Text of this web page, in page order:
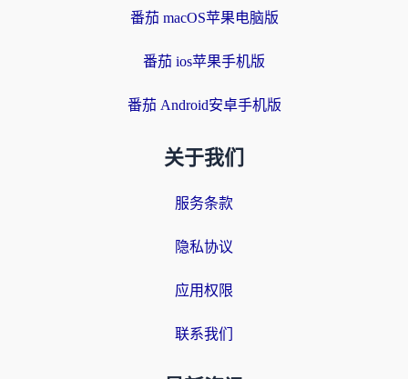
番茄 macOS苹果电脑版
番茄 ios苹果手机版
番茄 Android安卓手机版
关于我们
服务条款
隐私协议
应用权限
联系我们